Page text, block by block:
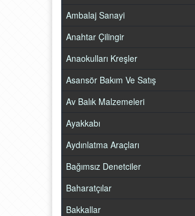
Ambalaj Sanayi
Anahtar Çilingir
Anaokulları Kreşler
Asansör Bakım Ve Satış
Av Balık Malzemeleri
Ayakkabı
Aydınlatma Araçları
Bağımsız Denetciler
Baharatçılar
Bakkallar